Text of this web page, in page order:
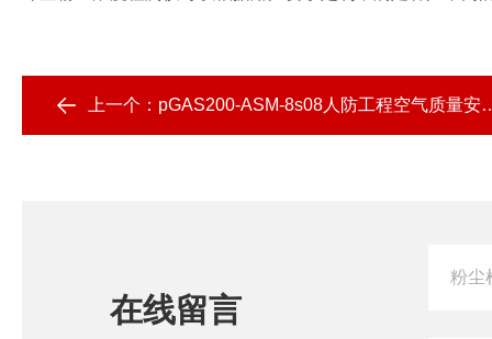
上一个： pGAS200-ASM-8s08人防工程空气质量安全检测仪
在线留言